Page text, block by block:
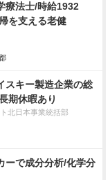
療法士/時給1932
を支える老健
スキー製造企業の総
期休暇あり
北日本事業統括部
ーで成分分析/化学分